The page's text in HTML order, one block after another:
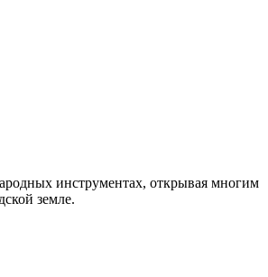
инструментах, открывая многим
земле.